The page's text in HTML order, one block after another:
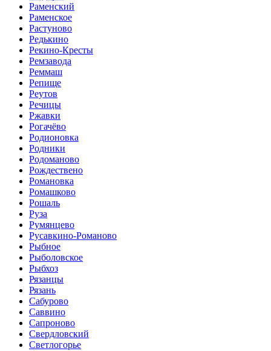
Раменский
Раменское
Растуново
Редькино
Рекино-Кресты
Ремзавода
Реммаш
Репище
Реутов
Речицы
Ржавки
Рогачёво
Родионовка
Родники
Родоманово
Рождествено
Романовка
Ромашково
Рошаль
Руза
Румянцево
Русавкино-Романово
Рыбное
Рыболовское
Рыбхоз
Рязанцы
Рязань
Сабурово
Саввино
Сапроново
Свердловский
Светлогорье